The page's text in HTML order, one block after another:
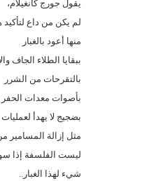
يقول جورج كانغيلام،
لم يكن من داع لتأكيد
منها أعود بالغبار
ببقايا الطلاء الجاف
بالتقرحات من الشرر
بأصوات معدات الحفر
بضجيج لا يهدأ
مثل إزالة المسامير
ليست الفلسفة إذا
شيء لهذا الغبار..